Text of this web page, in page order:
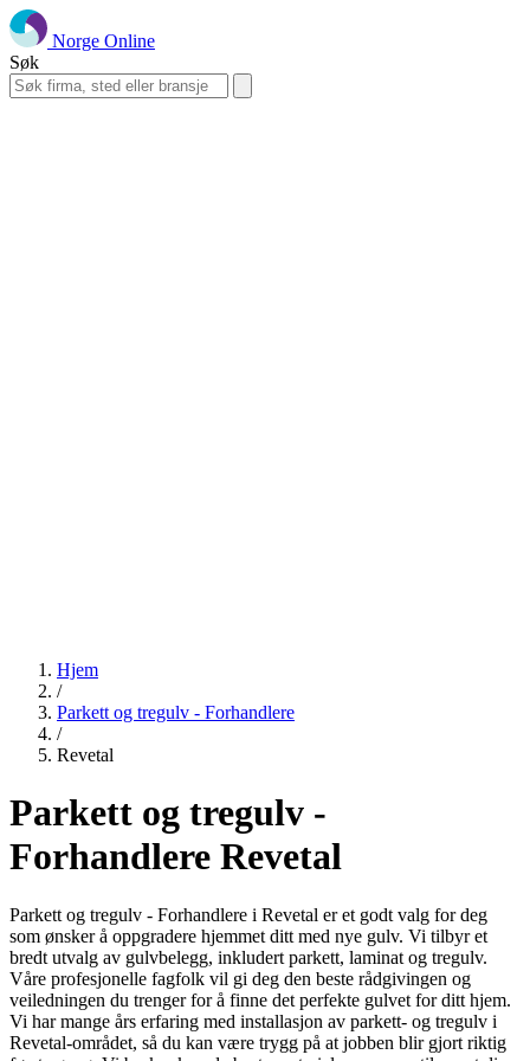
Norge Online
Søk
Hjem
/
Parkett og tregulv - Forhandlere
/
Revetal
Parkett og tregulv -
Forhandlere Revetal
Parkett og tregulv - Forhandlere i Revetal er et godt valg for deg
som ønsker å oppgradere hjemmet ditt med nye gulv. Vi tilbyr et
bredt utvalg av gulvbelegg, inkludert parkett, laminat og tregulv.
Våre profesjonelle fagfolk vil gi deg den beste rådgivingen og
veiledningen du trenger for å finne det perfekte gulvet for ditt hjem.
Vi har mange års erfaring med installasjon av parkett- og tregulv i
Revetal-området, så du kan være trygg på at jobben blir gjort riktig